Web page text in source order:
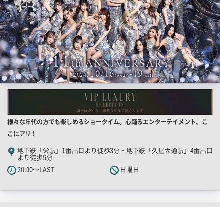
店
舗
PR
キ
ャ
チ
様々な年代の方でも楽しめるショータイム。心踊るエンターテイメント、こ
こにアリ！
地下鉄「栄駅」1番出口より徒歩3分・地下鉄「久屋大通駅」4番出口
より徒歩5分
20:00～LAST
日曜日